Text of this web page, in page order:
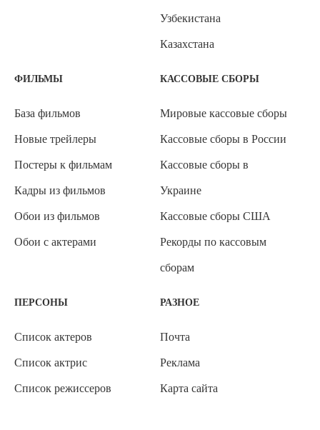
Узбекистана
Казахстана
ФИЛЬМЫ
База фильмов
Новые трейлеры
Постеры к фильмам
Кадры из фильмов
Обои из фильмов
Обои с актерами
КАССОВЫЕ СБОРЫ
Мировые кассовые сборы
Кассовые сборы в России
Кассовые сборы в
Украине
Кассовые сборы США
Рекорды по кассовым
сборам
ПЕРСОНЫ
Список актеров
Список актрис
Список режиссеров
РАЗНОЕ
Почта
Реклама
Карта сайта